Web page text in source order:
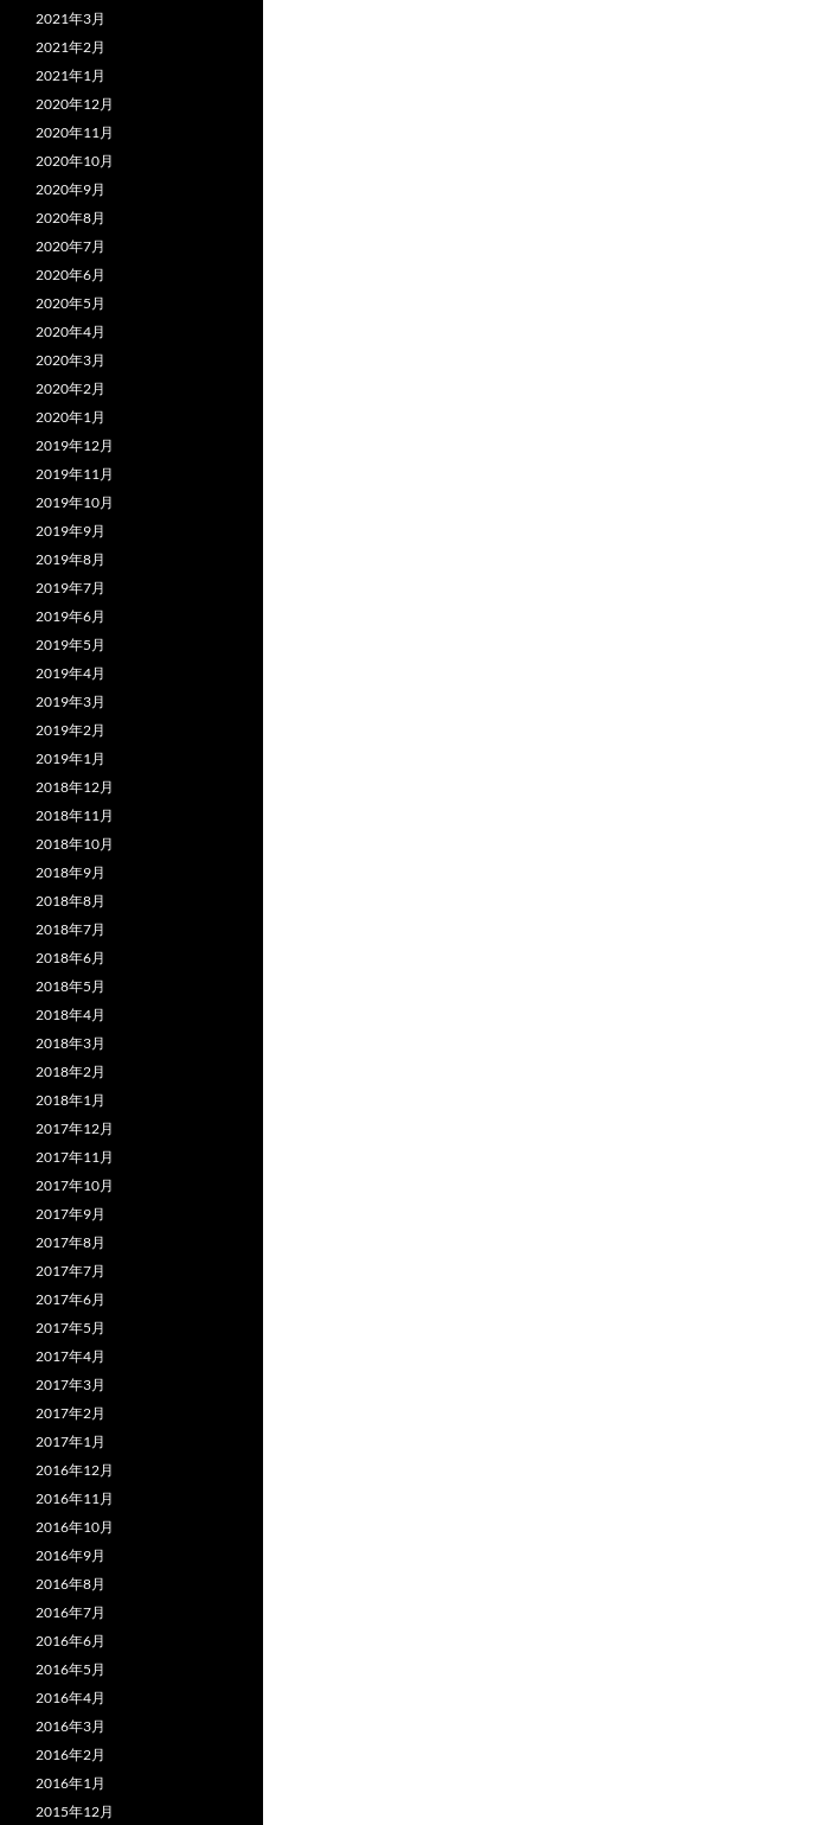
2021年3月
2021年2月
2021年1月
2020年12月
2020年11月
2020年10月
2020年9月
2020年8月
2020年7月
2020年6月
2020年5月
2020年4月
2020年3月
2020年2月
2020年1月
2019年12月
2019年11月
2019年10月
2019年9月
2019年8月
2019年7月
2019年6月
2019年5月
2019年4月
2019年3月
2019年2月
2019年1月
2018年12月
2018年11月
2018年10月
2018年9月
2018年8月
2018年7月
2018年6月
2018年5月
2018年4月
2018年3月
2018年2月
2018年1月
2017年12月
2017年11月
2017年10月
2017年9月
2017年8月
2017年7月
2017年6月
2017年5月
2017年4月
2017年3月
2017年2月
2017年1月
2016年12月
2016年11月
2016年10月
2016年9月
2016年8月
2016年7月
2016年6月
2016年5月
2016年4月
2016年3月
2016年2月
2016年1月
2015年12月